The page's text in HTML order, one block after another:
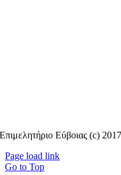
Επιμελητήριο Εύβοιας (c) 2017
Page load link
Go to Top